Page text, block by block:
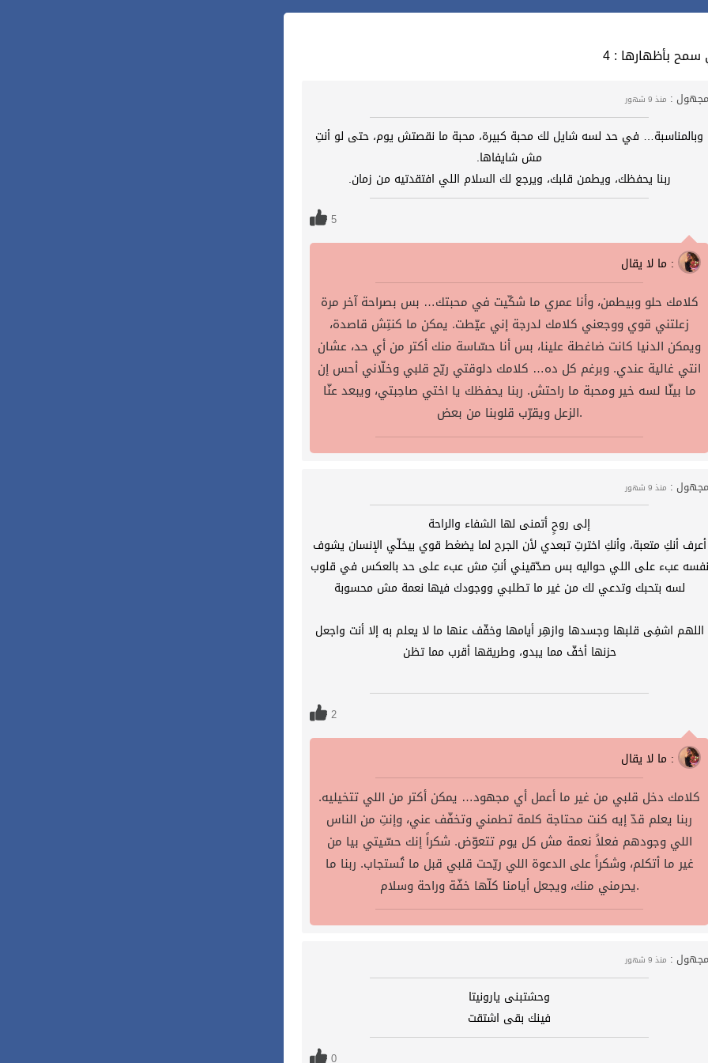
سمح بأظهارها
مجهول : منذ 9 شهور
وبالمناسبة… في حد لسه شايل لك محبة كبيرة، محبة ما نقصتش يوم، حتى لو أنتِ
مش شايفاها.
ربنا يحفظك، ويطمن قلبك، ويرجع لك السلام اللي افتقدتيه من زمان.
5
ما لا يقال :
كلامك حلو وبيطمن، وأنا عمري ما شكّيت في محبتك… بس بصراحة آخر مرة
زعلتني قوي ووجعني كلامك لدرجة إني عيّطت. يمكن ما كنتِش قاصدة،
ويمكن الدنيا كانت ضاغطة علينا، بس أنا حسّاسة منك أكتر من أي حد، عشان
انتي غالية عندي. وبرغم كل ده… كلامك دلوقتي ريّح قلبي وخلّاني أحس إن
ما بينّا لسه خير ومحبة ما راحتش. ربنا يحفظك يا اختي صاحِبتي، ويبعد عنّا
الزعل ويقرّب قلوبنا من بعض.
مجهول : منذ 9 شهور
إلى روحٍ أتمنى لها الشفاء والراحة
أعرف أنكِ متعبة، وأنكِ اخترتِ تبعدي لأن الجرح لما يضغط قوي بيخلّي الإنسان يشوف
نفسه عبء على اللي حواليه بس صدّقيني أنتِ مش عبء على حد بالعكس في قلوب
لسه بتحبك وتدعي لك من غير ما تطلبي ووجودك فيها نعمة مش محسوبة
اللهم اشفِى قلبها وجسدها وازهِر أيامها وخفّف عنها ما لا يعلم به إلا أنت واجعل
حزنها أخفّ مما يبدو، وطريقها أقرب مما تظن
2
ما لا يقال :
كلامك دخل قلبي من غير ما أعمل أي مجهود… يمكن أكتر من اللي تتخيليه.
ربنا يعلم قدّ إيه كنت محتاجة كلمة تطمني وتخفّف عني، وإنتِ من الناس
اللي وجودهم فعلاً نعمة مش كل يوم تتعوّض. شكراً إنك حسّيتي بيا من
غير ما أتكلم، وشكراً على الدعوة اللي ريّحت قلبي قبل ما تُستجاب. ربنا ما
يحرمني منك، ويجعل أيامنا كلّها خفّة وراحة وسلام.
مجهول : منذ 9 شهور
وحشتبنى يارونيتا
فينك بقى اشتقت
0